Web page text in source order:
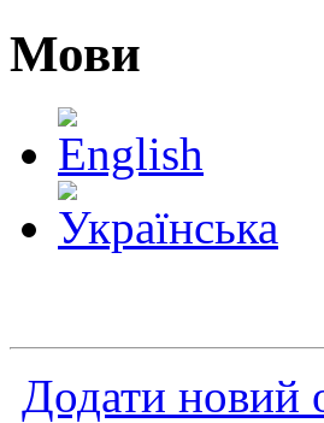
Мови
Додати новий